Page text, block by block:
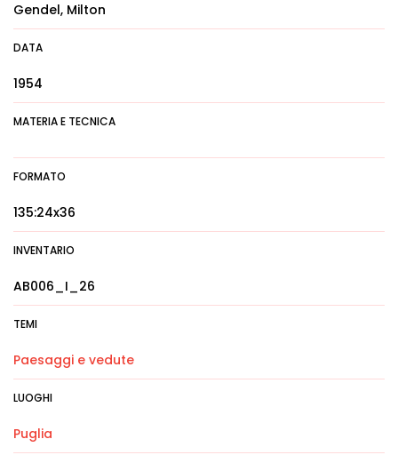
Gendel, Milton
DATA
1954
MATERIA E TECNICA
FORMATO
135:24x36
INVENTARIO
AB006_I_26
TEMI
Paesaggi e vedute
LUOGHI
Puglia